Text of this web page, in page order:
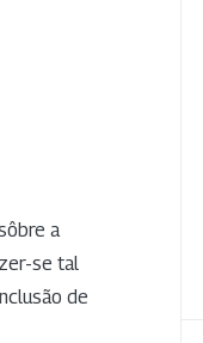
a
se tal
de